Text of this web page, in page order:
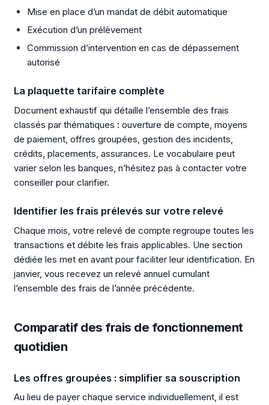
Mise en place d’un mandat de débit automatique
Exécution d’un prélèvement
Commission d’intervention en cas de dépassement
autorisé
La plaquette tarifaire complète
Document exhaustif qui détaille l’ensemble des frais
classés par thématiques : ouverture de compte, moyens
de paiement, offres groupées, gestion des incidents,
crédits, placements, assurances. Le vocabulaire peut
varier selon les banques, n’hésitez pas à contacter votre
conseiller pour clarifier.
Identifier les frais prélevés sur votre relevé
Chaque mois, votre relevé de compte regroupe toutes les
transactions et débite les frais applicables. Une section
dédiée les met en avant pour faciliter leur identification. En
janvier, vous recevez un relevé annuel cumulant
l’ensemble des frais de l’année précédente.
Comparatif des frais de fonctionnement
quotidien
Les offres groupées : simplifier sa souscription
Au lieu de payer chaque service individuellement, il est